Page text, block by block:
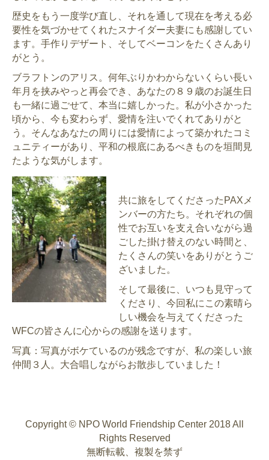
歴史をもう一度学び直し、それを通して現在を考える必
要性を気づかせてくれたスナイダー夫妻にも感謝してい
ます。手作りデザート、そしてベーコンをたくさんあり
がとう。
ブラフトンのアリス。何年ぶりかわからないくらい長い
年月を挟みやっと再会でき、あなたの８９歳のお誕生日
も一緒に過ごせて、本当に嬉しかった。私が小さかった
頃から、今も変わらず、愛情を注いでくれてありがと
う。そんなあなたの周りには愛情によって築かれたコミ
ュニティーがあり、平和の根底にあるべきものを垣間見
たような気がします。
共に旅をしてくださったPAXメ
ンバーの方たち。それぞれの個
性でお互いを支え合いながら過
ごした掛け替えのない時間と、
たくさんの笑いをありがとうご
ざいました。
そして最後に、いつも見守って
くださり、今回私にこの素晴ら
しい機会を与えてくださった
WFCの皆さんに心からの感謝を送ります。
写真：写真がボケているのが残念ですが、私の楽しい旅
仲間３人。大合唱しながらお散歩していました！
Copyright © NPO World Friendship Center 2018 All
Rights Reserved
無断転載、複製を禁ず